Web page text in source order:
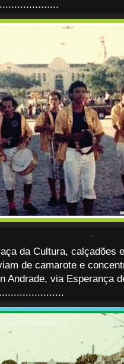
...
da Cultura, calçadões
de camarote e
Andrade, via Esperança